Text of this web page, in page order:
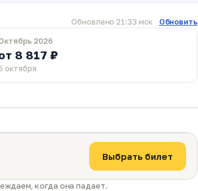
Обновлено 21:33 мск Обновить
2026
8 817 ₽
октября
Выбрать билет
когда она падает.